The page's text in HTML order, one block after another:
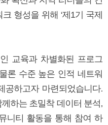
형성을 위해 ‘제1기 국제
교육과 차별화된 프로그
론 수준 높은 인적 네트워
공하고자 마련되었습니다.
하는 초밀착 데이터 분석,
니티 활동을 통해 참여 하